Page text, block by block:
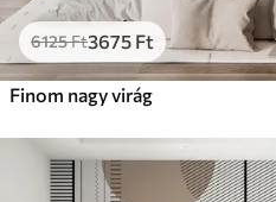
6125Ft3675 Ft
Finom nagy virág